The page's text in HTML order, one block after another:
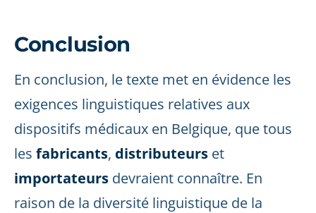
Conclusion
En conclusion, le texte met en évidence les
exigences linguistiques relatives aux
dispositifs médicaux en Belgique, que tous
les fabricants, distributeurs et
importateurs devraient connaître. En
raison de la diversité linguistique de la